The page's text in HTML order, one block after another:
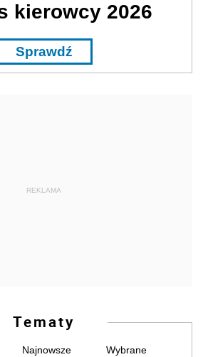
kierowcy 2026
Sprawdź
REKLAMA
Tematy
Najnowsze Wybrane